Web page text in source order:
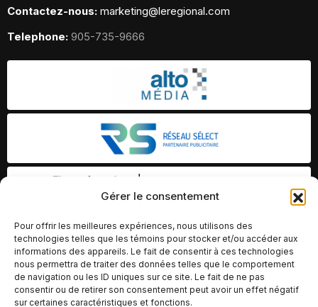
Gérer le consentement
Pour offrir les meilleures expériences, nous utilisons des
technologies telles que les témoins pour stocker et/ou accéder aux
informations des appareils. Le fait de consentir à ces technologies
nous permettra de traiter des données telles que le comportement
de navigation ou les ID uniques sur ce site. Le fait de ne pas
consentir ou de retirer son consentement peut avoir un effet négatif
sur certaines caractéristiques et fonctions.
Contactez-nous: marketing@leregional.com
Telephone: 905-735-9666